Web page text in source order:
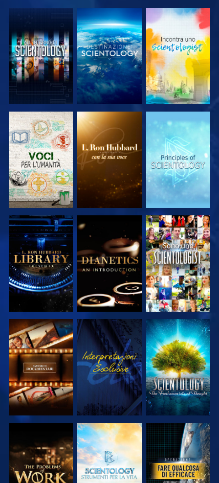
ESPLORA LE
SERIE
ESPLORA LE
SERIE
ESPLORA LE
SERIE
ESPLORA LE
SERIE
ESPLORA LE
SERIE
GUARDA
ESPLORA LE
SERIE
GUARDA
ESPLORA LE
SERIE
ESPLORA LE
SERIE
ESPLORA LE
SERIE
GUARDA